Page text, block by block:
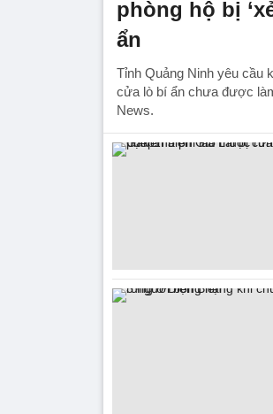
phòng hộ bị
ẩn
Tỉnh Quảng Ninh yêu cầu
cửa lò bí ẩn chưa được
News.